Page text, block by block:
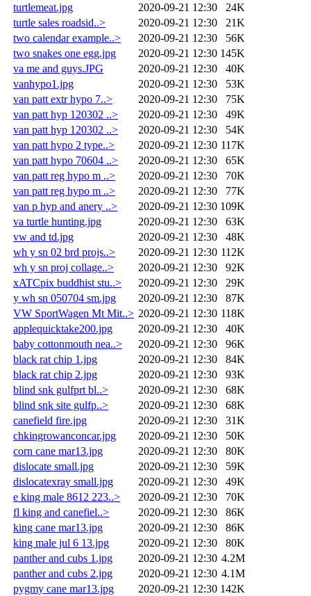
turtlemeat.jpg
2020-09-21 12:30
24K
turtle sales roadsid..>
2020-09-21 12:30
21K
two calendar example..>
2020-09-21 12:30
56K
two snakes one egg.jpg
2020-09-21 12:30 145K
va me and guys.JPG
2020-09-21 12:30
40K
vanhypo1.jpg
2020-09-21 12:30
53K
van patt extr hypo 7..>
2020-09-21 12:30
75K
van patt hyp 120302 ..>
2020-09-21 12:30
49K
van patt hyp 120302 ..>
2020-09-21 12:30
54K
van patt hypo 2 type..>
2020-09-21 12:30 117K
van patt hypo 70604 ..>
2020-09-21 12:30
65K
van patt reg hypo m ..>
2020-09-21 12:30
70K
van patt reg hypo m ..>
2020-09-21 12:30
77K
van p hyp and anery ..>
2020-09-21 12:30 109K
va turtle hunting.jpg
2020-09-21 12:30
63K
vw and td.jpg
2020-09-21 12:30
48K
wh y sn 02 brd projs..>
2020-09-21 12:30 112K
wh y sn proj collage..>
2020-09-21 12:30
92K
xATCpix buddhist stu..>
2020-09-21 12:30
29K
y wh sn 050704 sm.jpg
2020-09-21 12:30
87K
VW SportWagen Mt Mit..> 2020-09-21 12:30 118K
applequicktake200.jpg
2020-09-21 12:30
40K
baby cottonmouth nea..>
2020-09-21 12:30
96K
black rat chip 1.jpg
2020-09-21 12:30
84K
black rat chip 2.jpg
2020-09-21 12:30
93K
blind snk gulfprt bl..>
2020-09-21 12:30
68K
blind snk site gulfp..>
2020-09-21 12:30
68K
canefield fire.jpg
2020-09-21 12:30
31K
chkingrowanconcar.jpg
2020-09-21 12:30
50K
corn cane mar13.jpg
2020-09-21 12:30
80K
dislocate small.jpg
2020-09-21 12:30
59K
dislocatexray small.jpg
2020-09-21 12:30
49K
e king male 8612 223..>
2020-09-21 12:30
70K
fl king and canefiel..>
2020-09-21 12:30
86K
king cane mar13.jpg
2020-09-21 12:30
86K
king male jul 6 13.jpg
2020-09-21 12:30
80K
panther and cubs 1.jpg
2020-09-21 12:30 4.2M
panther and cubs 2.jpg
2020-09-21 12:30 4.1M
pygmy cane mar13.jpg
2020-09-21 12:30 142K